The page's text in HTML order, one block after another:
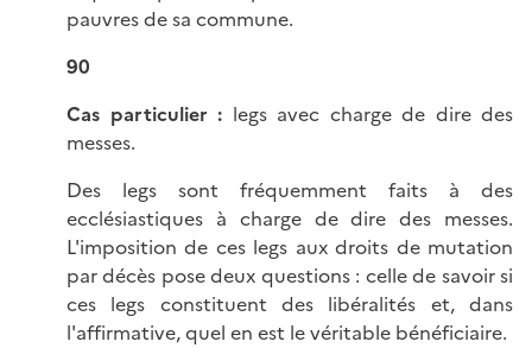
pauvres de sa commune.
90
Cas particulier : legs avec charge de dire des
messes.
Des legs sont fréquemment faits à des
ecclésiastiques à charge de dire des messes.
L'imposition de ces legs aux droits de mutation
par décès pose deux questions : celle de savoir si
ces legs constituent des libéralités et, dans
l'affirmative, quel en est le véritable bénéficiaire.